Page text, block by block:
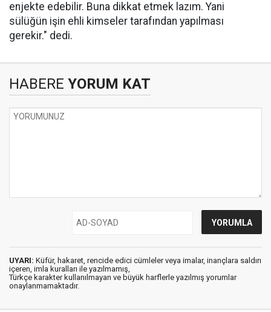
enjekte edebilir. Buna dikkat etmek lazım. Yani
sülüğün işin ehli kimseler tarafından yapılması
gerekir." dedi.
HABERE YORUM KAT
UYARI: Küfür, hakaret, rencide edici cümleler veya imalar, inançlara saldırı
içeren, imla kuralları ile yazılmamış,
Türkçe karakter kullanılmayan ve büyük harflerle yazılmış yorumlar
onaylanmamaktadır.